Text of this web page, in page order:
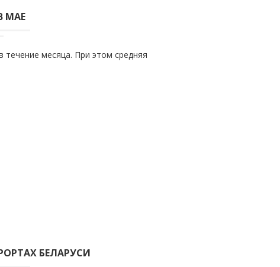
МАЕ
месяца. При этом средняя
БЕЛАРУСИ